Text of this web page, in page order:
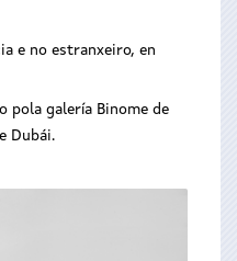
e no estranxeiro, en
pola galería Binome de
Dubái.